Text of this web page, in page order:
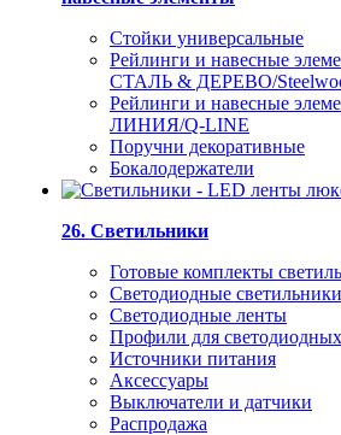
Стойки универсальные
Рейлинги и навесные
СТАЛЬ & ДЕРЕВО/
Рейлинги и навесные
ЛИНИЯ/Q-LINE
Поручни декоративные
Бокалодержатели
26. Светильники
Готовые комплекты
Светодиодные светильники
Светодиодные ленты
Профили для
Источники питания
Аксессуары
Выключатели и датчики
Распродажа